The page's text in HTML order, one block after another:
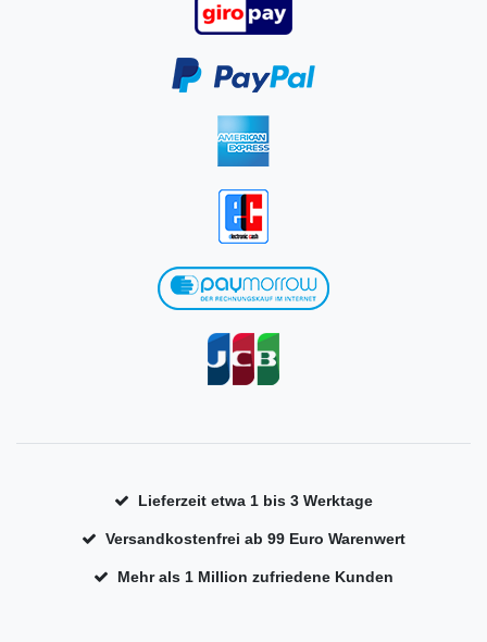
Lieferzeit etwa 1 bis 3 Werktage
Versandkostenfrei ab 99 Euro Warenwert
Mehr als 1 Million zufriedene Kunden